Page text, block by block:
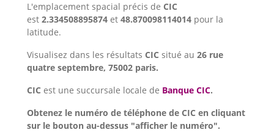
L'emplacement spacial précis de CIC
est 2.334508895874 et 48.870098114014 pour la
latitude.
Visualisez dans les résultats CIC situé au 26 rue
quatre septembre, 75002 paris.
CIC est une succursale locale de Banque CIC.
Obtenez le numéro de téléphone de CIC en cliquant
sur le bouton au-dessus "afficher le numéro".